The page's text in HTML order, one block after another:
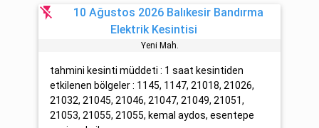
flash_off
10 Ağustos 2026 Balıkesir Bandırma
Elektrik Kesintisi
Yeni̇ Mah.
tahmini kesinti müddeti : 1 saat kesintiden
etkilenen bölgeler : 1145, 1147, 21018, 21026,
21032, 21045, 21046, 21047, 21049, 21051,
21053, 21055, 21055, kemal aydos, esentepe